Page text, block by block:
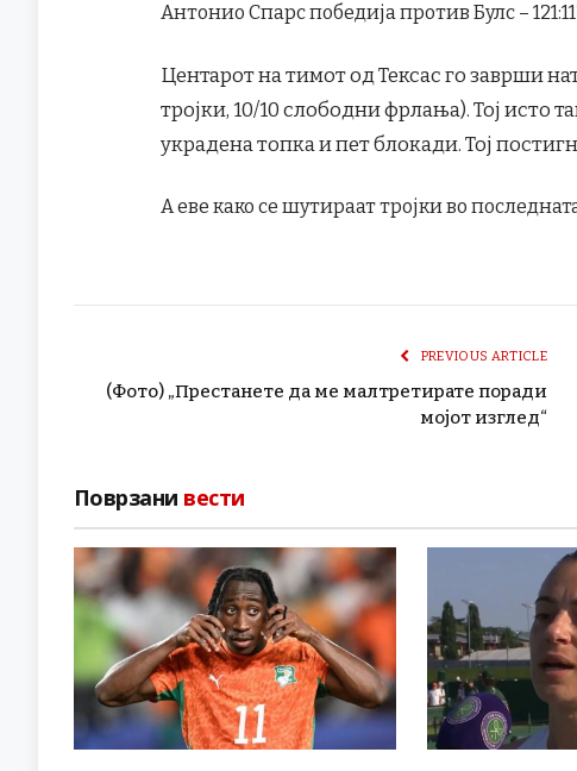
Антонио Спарс победија против Булс –
Центарот на тимот од Тексас го заврши
тројки, 10/10 слободни фрлања). Тој исто
украдена топка и пет блокади. Тој
А еве како се шутираат тројки во
PREVIOUS ARTICLE
(Фото) „Престанете да ме малтретирате поради
мојот изглед“
Поврзани вести